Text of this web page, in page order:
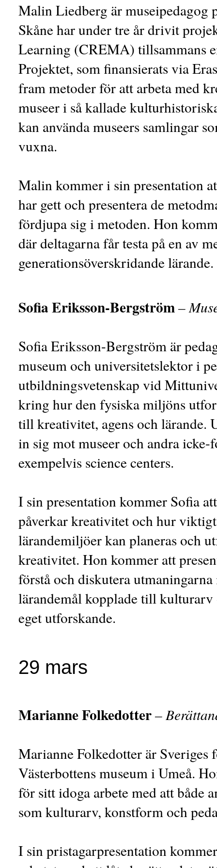
Malin Liedberg är museipedagog
Skåne har under tre år drivit
Learning (CREMA) tillsammans
Projektet, som finansierats via
fram metoder för att arbeta med
museer i så kallade
kan använda museers samlingar
vuxna.
Malin kommer i sin presentation
har gett och presentera de
fördjupa sig i metoden. Hon
där deltagarna får testa på en av
generationsöverskridande lärande.
Sofia Eriksson-Bergström–
Sofia Eriksson-Bergström är
museum och universitetslektor i
utbildningsvetenskap vid
kring hur den fysiska miljöns
till kreativitet, agens och lärande.
in sig mot museer och andra
exempelvis science centers.
I sin presentation kommer Sofia
påverkar kreativitet och hur
lärandemiljöer kan planeras och
kreativitet. Hon kommer att
förstå och diskutera
lärandemål kopplade till
eget utforskande.
29 mars
Marianne Folkedotter–
Marianne Folkedotter är Sveriges
Västerbottens museum i Umeå.
för sitt idoga arbete med att både
som kulturarv, konstform och
I sin pristagarpresentation